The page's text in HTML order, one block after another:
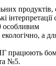
продуктів,
а
працюють
№5.